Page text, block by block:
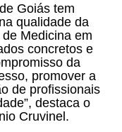
Goiás tem
qualidade da
Medicina em
concretos e
da
promover a
de profissionais
destaca o
Cruvinel.